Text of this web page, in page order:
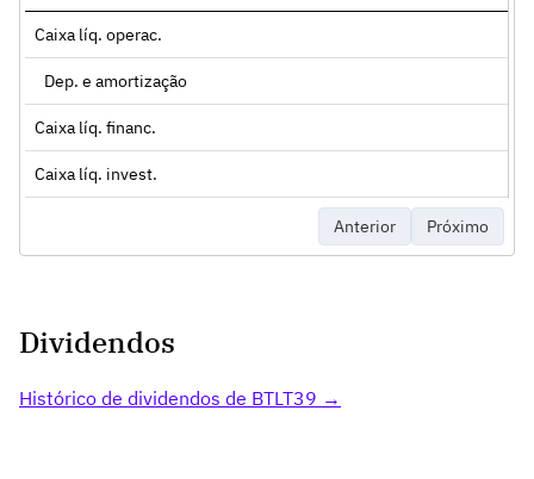
Caixa líq. operac.
Dep. e amortização
Caixa líq. financ.
Caixa líq. invest.
Anterior Próximo
Dividendos
Histórico de dividendos de BTLT39 →